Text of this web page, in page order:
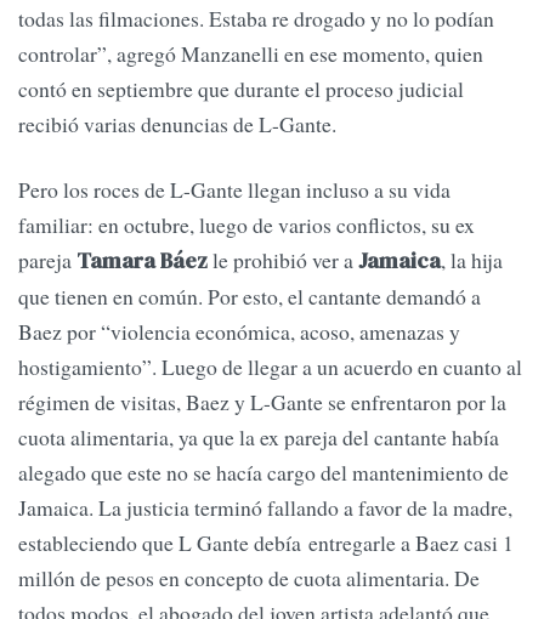
todas las filmaciones. Estaba re drogado y no lo podían
controlar”, agregó Manzanelli en ese momento, quien
contó en septiembre que durante el proceso judicial
recibió varias denuncias de L-Gante.
Pero los roces de L-Gante llegan incluso a su vida
familiar: en octubre, luego de varios conflictos, su ex
pareja Tamara Báezle prohibió ver aJamaica, la hija
que tienen en común. Por esto, el cantante demandó a
Baez por “violencia económica, acoso, amenazas y
hostigamiento”. Luego de llegar a un acuerdo en cuanto al
régimen de visitas, Baez y L-Gante se enfrentaron por la
cuota alimentaria, ya que la ex pareja del cantante había
alegado que este no se hacía cargo del mantenimiento de
Jamaica. La justicia terminó fallando a favor de la madre,
estableciendo que L Gante debía entregarle a Baez casi 1
millón de pesos en concepto de cuota alimentaria. De
todos modos, el abogado del joven artista adelantó que